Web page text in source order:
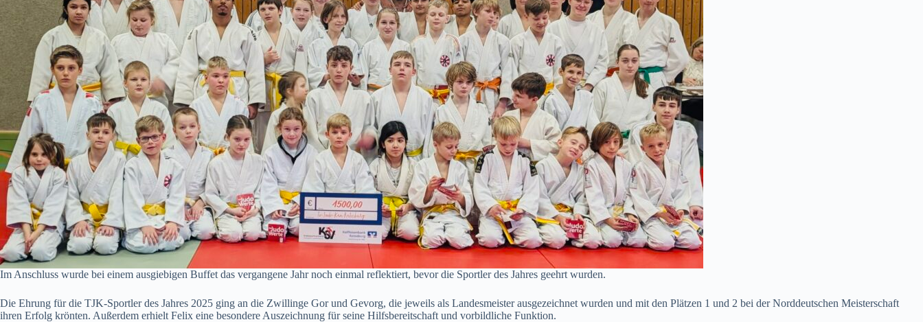
Im Anschluss wurde bei einem ausgiebigen Buffet das vergangene Jahr noch einmal reflektiert, bevor die Sportler des Jahres geehrt wurden.
Die Ehrung für die TJK-Sportler des Jahres 2025 ging an die Zwillinge Gor und Gevorg, die jeweils als Landesmeister ausgezeichnet wurden und mit den Plätzen 1 und 2 bei der Norddeutschen Meisterschaft
ihren Erfolg krönten. Außerdem erhielt Felix eine besondere Auszeichnung für seine Hilfsbereitschaft und vorbildliche Funktion.